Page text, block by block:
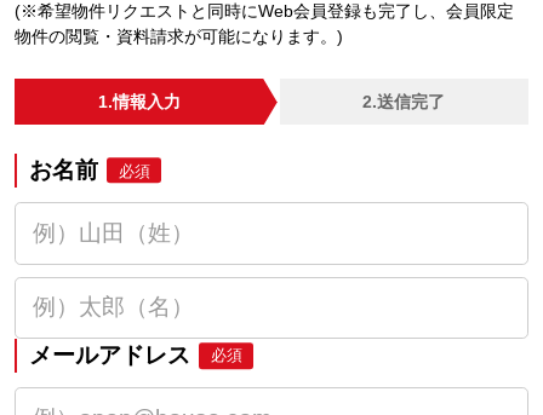
(※希望物件リクエストと同時にWeb会員登録も完了し、会員限定
物件の閲覧・資料請求が可能になります。)
1.情報入力 2.送信完了
お名前 必須
メールアドレス 必須